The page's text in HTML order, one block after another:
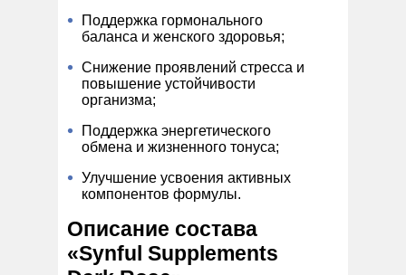
Поддержка гормонального
баланса и женского здоровья;
Снижение проявлений стресса и
повышение устойчивости
организма;
Поддержка энергетического
обмена и жизненного тонуса;
Улучшение усвоения активных
компонентов формулы.
Описание состава
«Synful Supplements